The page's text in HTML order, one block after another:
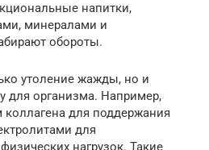
напитки,
минералами и
обороты.
утоление жажды, но и
для организма. Например,
для поддержания
для
нагрузок. Такие